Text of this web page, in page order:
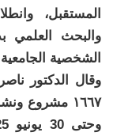
المستقبل،
والبحث العلمي
الشخصية الجامعية
وقال الدكتور